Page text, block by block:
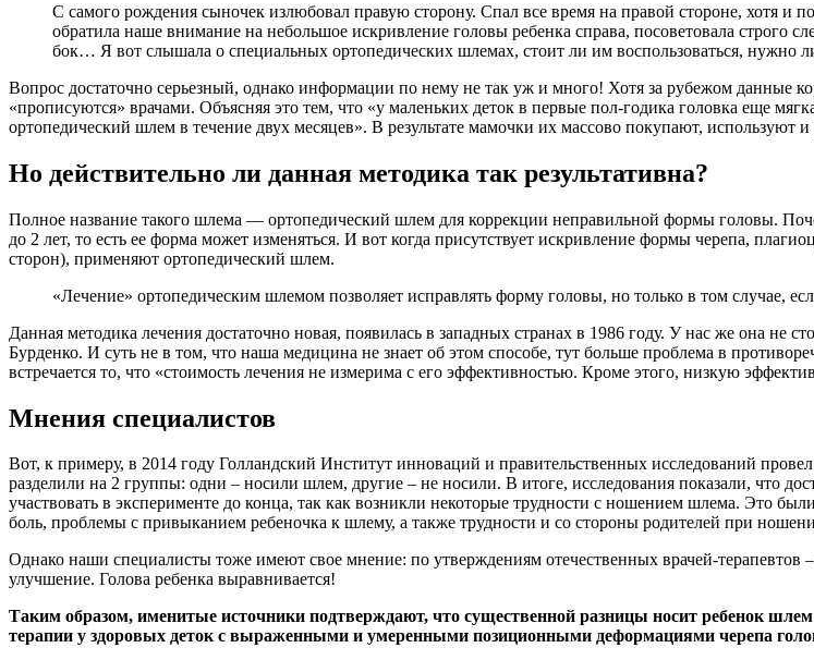
С самого рождения сыночек излюбовал правую сторону. Спал все время на правой стороне, хотя и
обратила наше внимание на небольшое искривление головы ребенка справа, посоветовала строго
бок… Я вот слышала о специальных ортопедических шлемах, стоит ли им воспользоваться, нужно
Вопрос достаточно серьезный, однако информации по нему не так уж и много! Хотя за рубежом данные
«прописуются» врачами. Объясняя это тем, что «у маленьких деток в первые пол-годика головка еще
ортопедический шлем в течение двух месяцев». В результате мамочки их массово покупают, используют
Но действительно ли данная методика так результативна?
Полное название такого шлема — ортопедический шлем для коррекции неправильной формы головы.
до 2 лет, то есть ее форма может изменяться. И вот когда присутствует искривление формы черепа,
сторон), применяют ортопедический шлем.
«Лечение» ортопедическим шлемом позволяет исправлять форму головы, но только в том случае,
Данная методика лечения достаточно новая, появилась в западных странах в 1986 году. У нас же она не
Бурденко. И суть не в том, что наша медицина не знает об этом способе, тут больше проблема в
встречается то, что «стоимость лечения не измерима с его эффективностью. Кроме этого, низкую
Мнения специалистов
Вот, к примеру, в 2014 году Голландский Институт инноваций и правительственных исследований
разделили на 2 группы: одни – носили шлем, другие – не носили. В итоге, исследования показали, что
участвовать в эксперименте до конца, так как возникли некоторые трудности с ношением шлема. Это
боль, проблемы с привыканием ребеночка к шлему, а также трудности и со стороны родителей при
Однако наши специалисты тоже имеют свое мнение: по утверждениям отечественных врачей-терапевтов
улучшение. Голова ребенка выравнивается!
Таким образом, именитые источники подтверждают, что существенной разницы носит ребенок
терапии у здоровых деток с выраженными и умеренными позиционными деформациями черепа